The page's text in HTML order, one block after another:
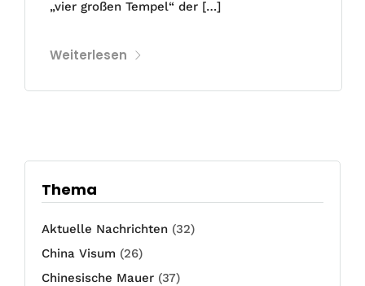
„vier großen Tempel“ der […]
Weiterlesen
Thema
Aktuelle Nachrichten (32)
China Visum (26)
Chinesische Mauer (37)